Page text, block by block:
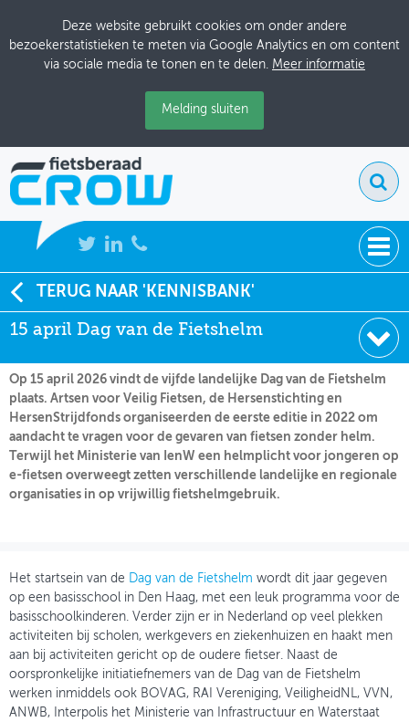
Deze website gebruikt cookies om onder andere
bezoekerstatistieken te meten via Google Analytics en om content
via sociale media te tonen en te delen. Meer informatie
Melding sluiten
NIEUWS
BIJEENKOMSTEN
KENNISBANK
ADRESSENBOEK
OVER FIETSBERAAD
THEMASITES
TERUG NAAR 'KENNISBANK'
15 april Dag van de Fietshelm
Soort:
Nieuws Fietsberaad
Datum:
14-04-2026
Op 15 april 2026 vindt de vijfde landelijke Dag van de Fietshelm
plaats. Artsen voor Veilig Fietsen, de Hersenstichting en
HersenStrijdfonds organiseerden de eerste editie in 2022 om
aandacht te vragen voor de gevaren van fietsen zonder helm.
Terwijl het Ministerie van IenW een helmplicht voor jongeren op
e-fietsen overweegt zetten verschillende landelijke en regionale
organisaties in op vrijwillig fietshelmgebruik.
Het startsein van de Dag van de Fietshelm wordt dit jaar gegeven
op een basisschool in Den Haag, met een leuk programma voor de
basisschoolkinderen. Verder zijn er in Nederland op veel plekken
activiteiten bij scholen, werkgevers en ziekenhuizen en haakt men
aan bij activiteiten gericht op de oudere fietser. Naast de
oorspronkelijke initiatiefnemers van de Dag van de Fietshelm
werken inmiddels ook BOVAG, RAI Vereniging, VeiligheidNL, VVN,
ANWB, Interpolis het Ministerie van Infrastructuur en Waterstaat